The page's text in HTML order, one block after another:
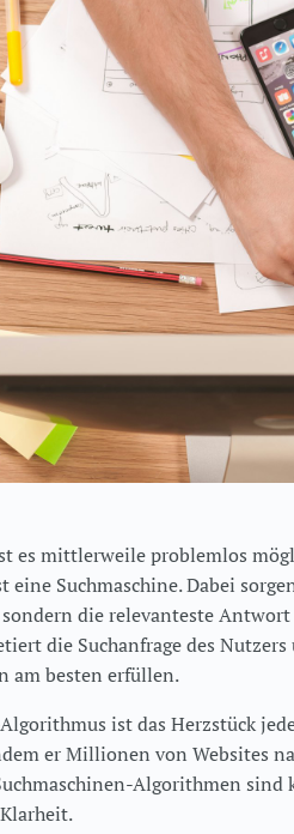
es mittlerweile problemlos
eine Suchmaschine. Dabei
die relevanteste Antwort
die Suchanfrage des Nutzers
am besten erfüllen.
ist das Herzstück
er Millionen von Websites
Algorithmen